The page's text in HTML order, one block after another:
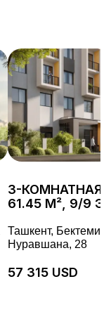
3-КОМНАТНАЯ
61.45 М², 9/9
Ташкент,
Нуравшана, 28
57 315 USD